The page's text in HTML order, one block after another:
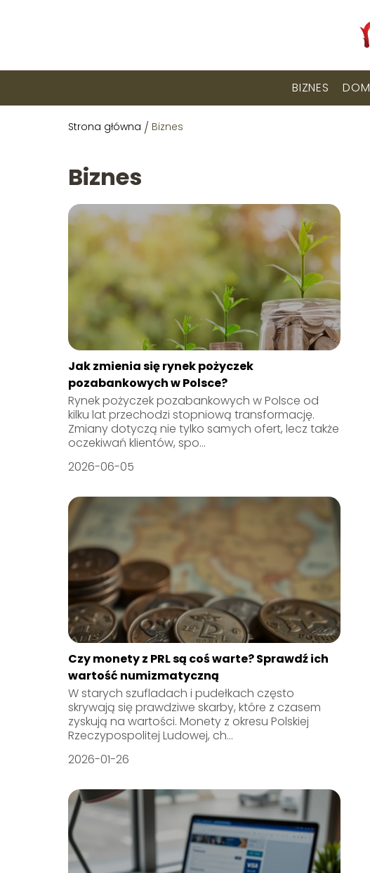
BIZNES DOM
Strona główna / Biznes
Biznes
Jak zmienia się rynek pożyczek
pozabankowych w Polsce?
Rynek pożyczek pozabankowych w Polsce od
kilku lat przechodzi stopniową transformację.
Zmiany dotyczą nie tylko samych ofert, lecz także
oczekiwań klientów, spo...
2026-06-05
Czy monety z PRL są coś warte? Sprawdź ich
wartość numizmatyczną
W starych szufladach i pudełkach często
skrywają się prawdziwe skarby, które z czasem
zyskują na wartości. Monety z okresu Polskiej
Rzeczypospolitej Ludowej, ch...
2026-01-26